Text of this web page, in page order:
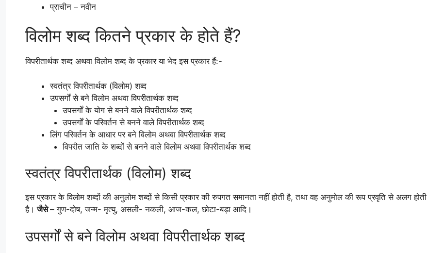
प्राचीन – नवीन
विलोम शब्द कितने प्रकार के होते हैं?
विपरीतार्थक शब्द अथवा विलोम शब्द के प्रकार या भेद इस प्रकार हैं:-
स्वतंत्र विपरीतार्थक (विलोम) शब्द
उपसर्गों से बने विलोम अथवा विपरीतार्थक शब्द
उपसर्गों के योग से बनने वाले विपरीतार्थक शब्द
उपसर्गों के परिवर्तन से बनने वाले विपरीतार्थक शब्द
लिंग परिवर्तन के आधार पर बने विलोम अथवा विपरीतार्थक शब्द
विपरीत जाति के शब्दों से बनने वाले विलोम अथवा विपरीतार्थक शब्द
स्वतंत्र विपरीतार्थक (विलोम) शब्द
इस प्रकार के विलोम शब्दों की अनुलोम शब्दों से किसी प्रकार की रुपगत समानता नहीं होती है, तथा वह अनुमोल की रूप प्रवृति से अलग होती
है।जैसे – गुण-दोष, जन्म- मृत्यु, असली- नकली, आज-कल, छोटा-बड़ा आदि।
उपसर्गों से बने विलोम अथवा विपरीतार्थक शब्द